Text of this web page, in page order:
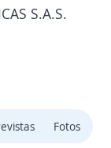
S.A.S.
Fotos